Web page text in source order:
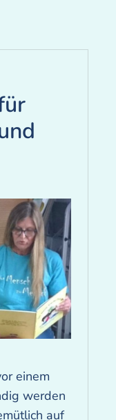
einem
werden
auf